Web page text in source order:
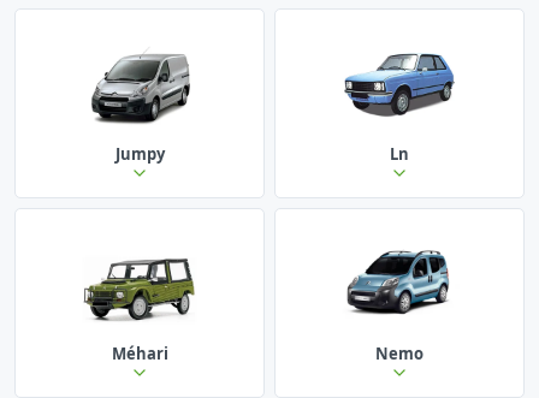
Jumpy Ln
Méhari Nemo